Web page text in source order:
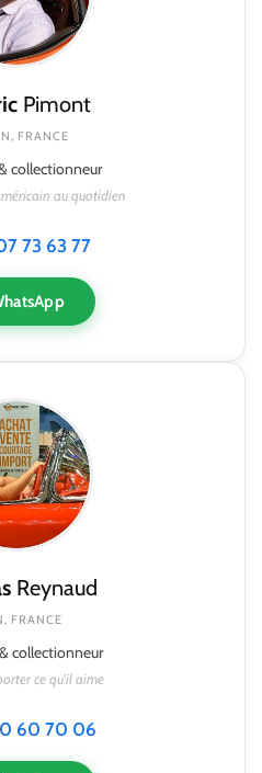
Pimont
FRANCE
collectionneur
au quotidien
73 63 77
Reynaud
FRANCE
collectionneur
ce qu'il aime
60 70 06